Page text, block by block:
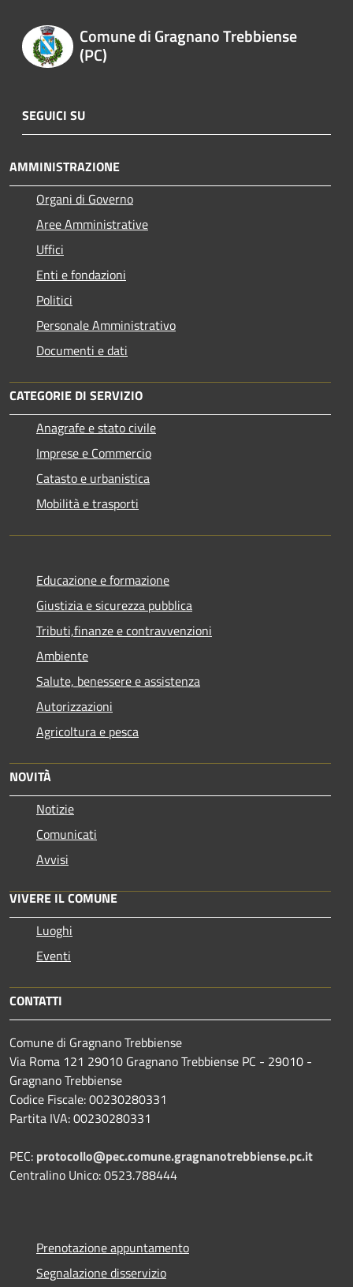
Comune di Gragnano Trebbiense
(PC)
SEGUICI SU
AMMINISTRAZIONE
Organi di Governo
Aree Amministrative
Uffici
Enti e fondazioni
Politici
Personale Amministrativo
Documenti e dati
CATEGORIE DI SERVIZIO
Anagrafe e stato civile
Imprese e Commercio
Catasto e urbanistica
Mobilità e trasporti
Educazione e formazione
Giustizia e sicurezza pubblica
Tributi,finanze e contravvenzioni
Ambiente
Salute, benessere e assistenza
Autorizzazioni
Agricoltura e pesca
NOVITÀ
Notizie
Comunicati
Avvisi
VIVERE IL COMUNE
Luoghi
Eventi
CONTATTI
Comune di Gragnano Trebbiense
Via Roma 121 29010 Gragnano Trebbiense PC - 29010 -
Gragnano Trebbiense
Codice Fiscale: 00230280331
Partita IVA: 00230280331
PEC: protocollo@pec.comune.gragnanotrebbiense.pc.it
Centralino Unico: 0523.788444
Prenotazione appuntamento
Segnalazione disservizio